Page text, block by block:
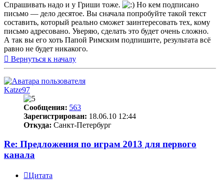
Спрашивать надо и у Гриши тоже.
Но кем подписано
письмо — дело десятое. Вы сначала попробуйте такой текст
составить, который реально сможет заинтересовать тех, кому
письмо адресовано. Уверяю, сделать это будет очень сложно.
А так вы его хоть Папой Римским подпишите, результата всё
равно не будет никакого.
Вернуться к началу
Katze97
Сообщения: 563
Зарегистрирован: 18.06.10 12:44
Откуда: Санкт-Петербург
Re: Предложения по играм 2013 для первого
канала
Цитата